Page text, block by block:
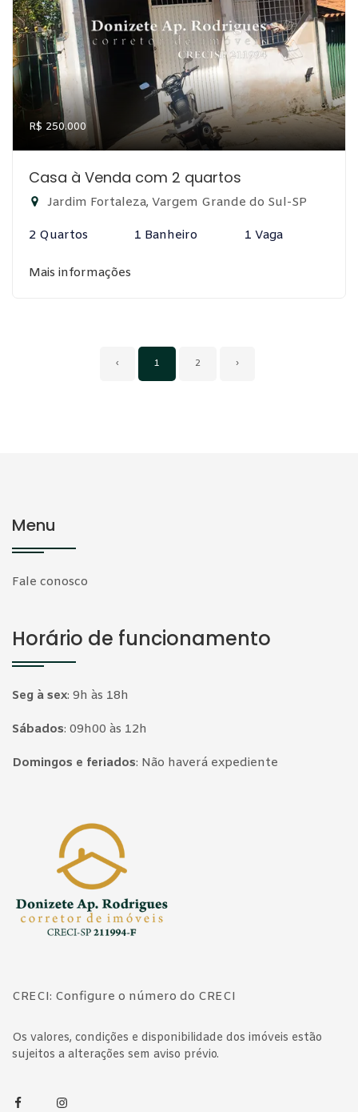
R$ 250.000
Casa à Venda com 2 quartos
Jardim Fortaleza, Vargem Grande do Sul-SP
2 Quartos 1 Banheiro 1 Vaga
Mais informações
‹ 1 2 ›
Menu
Fale conosco
Horário de funcionamento
Seg à sex: 9h às 18h
Sábados: 09h00 às 12h
Domingos e feriados: Não haverá expediente
CRECI: Configure o número do CRECI
Os valores, condições e disponibilidade dos imóveis estão
sujeitos a alterações sem aviso prévio.
FacebookInstagram